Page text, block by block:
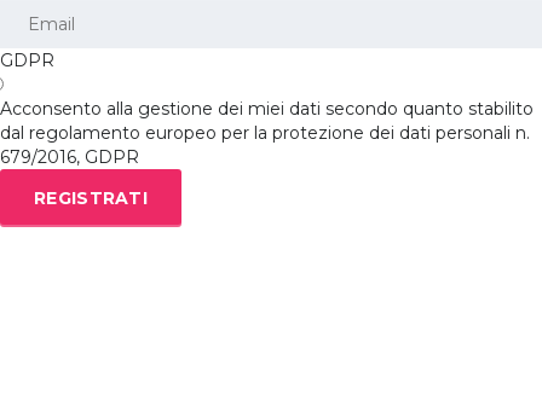
GDPR
Acconsento alla gestione dei miei dati secondo quanto stabilito
dal regolamento europeo per la protezione dei dati personali n.
679/2016, GDPR
REGISTRATI